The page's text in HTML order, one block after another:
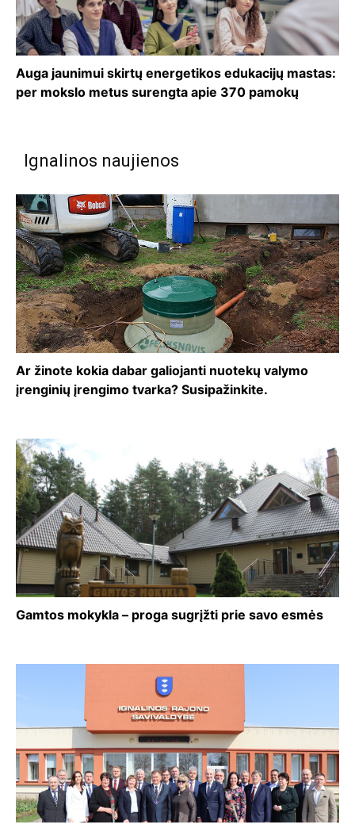
Auga jaunimui skirtų energetikos edukacijų mastas:
per mokslo metus surengta apie 370 pamokų
Ignalinos naujienos
Ar žinote kokia dabar galiojanti nuotekų valymo
įrenginių įrengimo tvarka? Susipažinkite.
Gamtos mokykla – proga sugrįžti prie savo esmės